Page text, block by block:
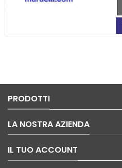
PRODOTTI
LA NOSTRA AZIENDA
IL TUO ACCOUNT